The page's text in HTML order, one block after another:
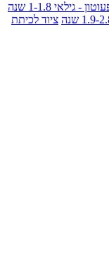
- גילאי 1-1.8 שנה
ציוד לכיתת